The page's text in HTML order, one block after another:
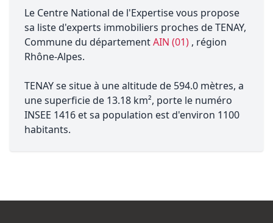
Le Centre National de l'Expertise vous propose
sa liste d'experts immobiliers proches de TENAY,
Commune du départementAIN (01) , région
Rhône-Alpes.
TENAY se situe à une altitude de 594.0 mètres, a
une superficie de 13.18 km², porte le numéro
INSEE 1416 et sa population est d'environ 1100
habitants.